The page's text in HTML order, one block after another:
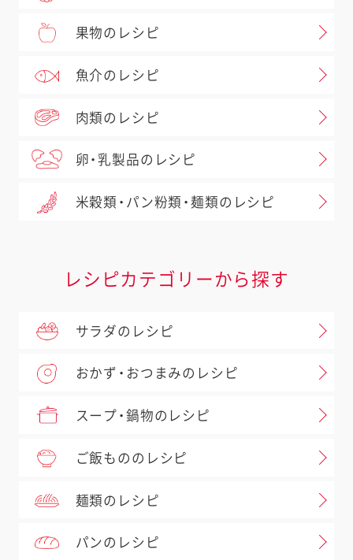
果物のレシピ
魚介のレシピ
肉類のレシピ
卵・乳製品のレシピ
米穀類・パン粉類・麺類のレシピ
レシピカテゴリーから探す
サラダのレシピ
おかず・おつまみのレシピ
スープ・鍋物のレシピ
ご飯もののレシピ
麺類のレシピ
パンのレシピ